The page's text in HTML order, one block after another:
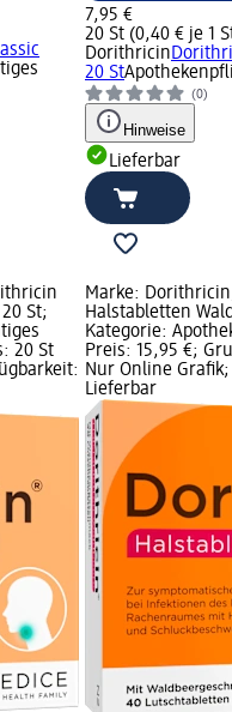
7,95 €
20 St (0,40 € je 1
Dorithricin
20 St
(0)
Hinweise
Lieferbar
St;
20 St
Marke:
Halstabletten
Kategorie:
Preis: 15,95 €;
Nur Online
Lieferbar